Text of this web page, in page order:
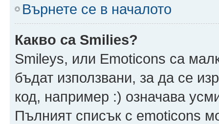
Върнете се в началото
Какво са Smilies?
Smileys, или Emoticons са
бъдат използвани, за да се
код, например :) означава
Пълният списък с emoticons